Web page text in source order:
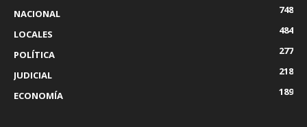
NACIONAL
748
LOCALES
484
POLÍTICA
277
JUDICIAL
218
ECONOMÍA
189